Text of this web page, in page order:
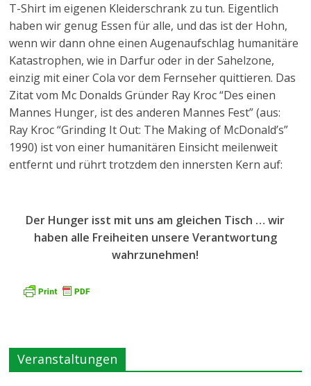
T-Shirt im eigenen Kleiderschrank zu tun. Eigentlich
haben wir genug Essen für alle, und das ist der Hohn,
wenn wir dann ohne einen Augenaufschlag humanitäre
Katastrophen, wie in Darfur oder in der Sahelzone,
einzig mit einer Cola vor dem Fernseher quittieren. Das
Zitat vom Mc Donalds Gründer Ray Kroc “Des einen
Mannes Hunger, ist des anderen Mannes Fest” (aus:
Ray Kroc “Grinding It Out: The Making of McDonald’s”
1990) ist von einer humanitären Einsicht meilenweit
entfernt und rührt trotzdem den innersten Kern auf:
Der Hunger isst mit uns am gleichen Tisch … wir
haben alle Freiheiten unsere Verantwortung
wahrzunehmen!
Veranstaltungen